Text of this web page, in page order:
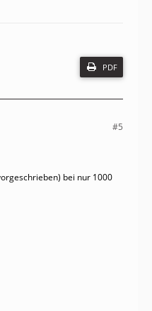
PDF
#5
bei nur 1000